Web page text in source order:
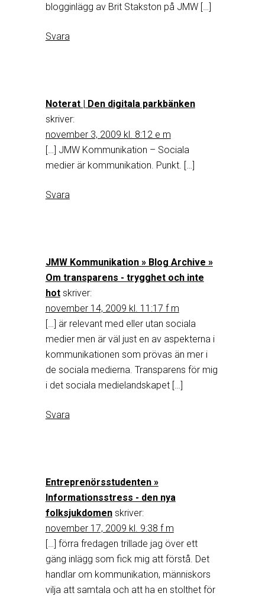
blogginlägg av Brit Stakston på JMW […]
Svara
Noterat | Den digitala parkbänken
skriver:
november 3, 2009 kl. 8:12 e m
[…] JMW Kommunikation – Sociala
medier är kommunikation. Punkt. […]
Svara
JMW Kommunikation » Blog Archive »
Om transparens - trygghet och inte
hot skriver:
november 14, 2009 kl. 11:17 f m
[…] är relevant med eller utan sociala
medier men är väl just en av aspekterna i
kommunikationen som prövas än mer i
de sociala medierna. Transparens för mig
i det sociala medielandskapet […]
Svara
Entreprenörsstudenten »
Informationsstress - den nya
folksjukdomen skriver:
november 17, 2009 kl. 9:38 f m
[…] förra fredagen trillade jag över ett
gäng inlägg som fick mig att förstå. Det
handlar om kommunikation, människors
vilja att samtala och att ha en stolthet för